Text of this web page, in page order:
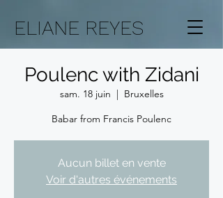
ELIANE REYES
Poulenc with Zidani
sam. 18 juin
  |
Bruxelles
Babar from Francis Poulenc
Aucun billet en vente
Voir d'autres événements